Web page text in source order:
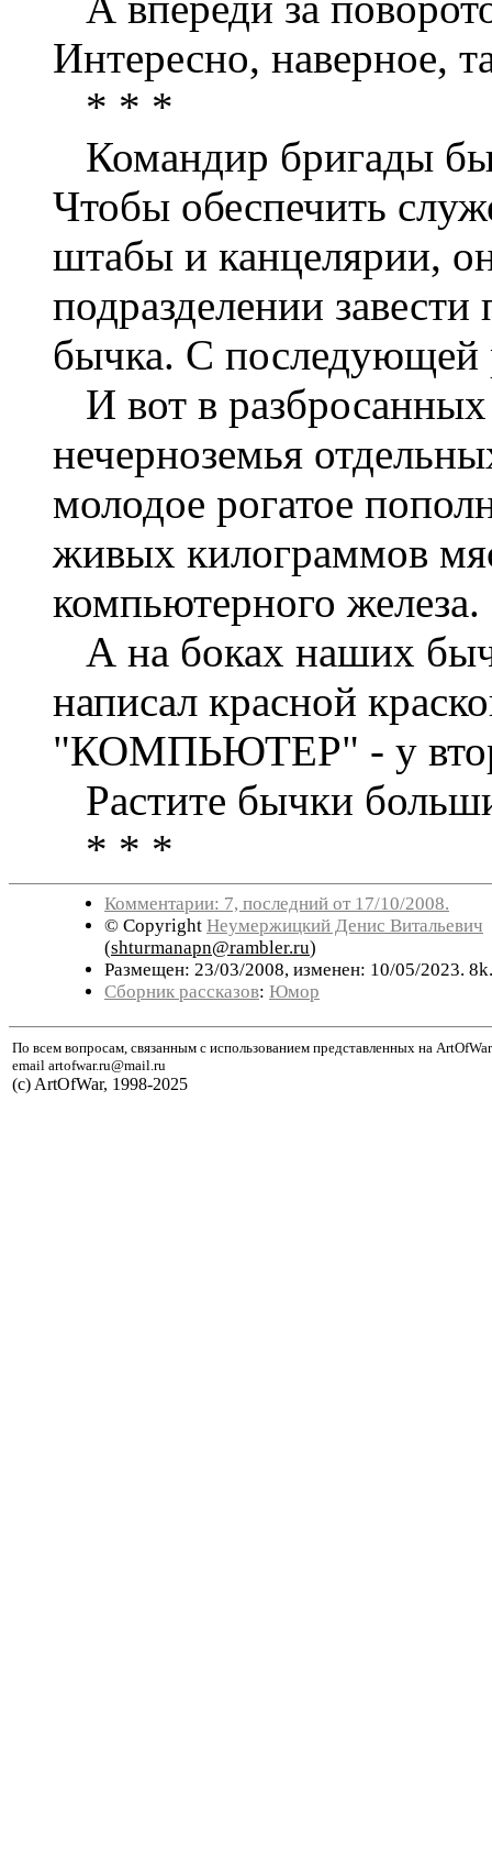
Интересно, наверное,
* * *
Командир бригады
Чтобы обеспечить
штабы и канцелярии,
подразделении
бычка. С последующей
И вот в разбросанных
нечерноземья
молодое рогатое
живых килограммов
компьютерного железа.
А на боках наших
написал красной
"КОМПЬЮТЕР" - у
Растите бычки
* * *
Комментарии: 7, последний от 17/10/2008.
© Copyright Неумержицкий Денис Витальевич
(shturmanapn@rambler.ru)
Размещен: 23/03/2008, изменен: 10/05/2023.
Сборник рассказов: Юмор
По всем вопросам, связанным с использованием представленных на
email artofwar.ru@mail.ru
(с) ArtOfWar, 1998-2025